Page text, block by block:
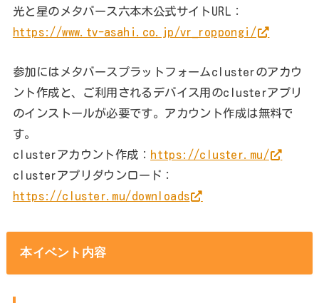
光と星のメタバース六本木公式サイトURL：
https://www.tv-asahi.co.jp/vr_roppongi/
参加にはメタバースプラットフォームclusterのアカウ
ント作成と、ご利用されるデバイス用のclusterアプリ
のインストールが必要です。アカウント作成は無料で
す。
clusterアカウント作成： https://cluster.mu/
clusterアプリダウンロード：
https://cluster.mu/downloads
本イベント内容